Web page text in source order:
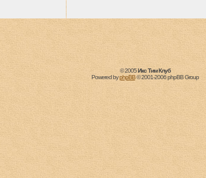
© 2005Икс Тим Клуб
Powered byphpBB© 2001-2006 phpBB Group